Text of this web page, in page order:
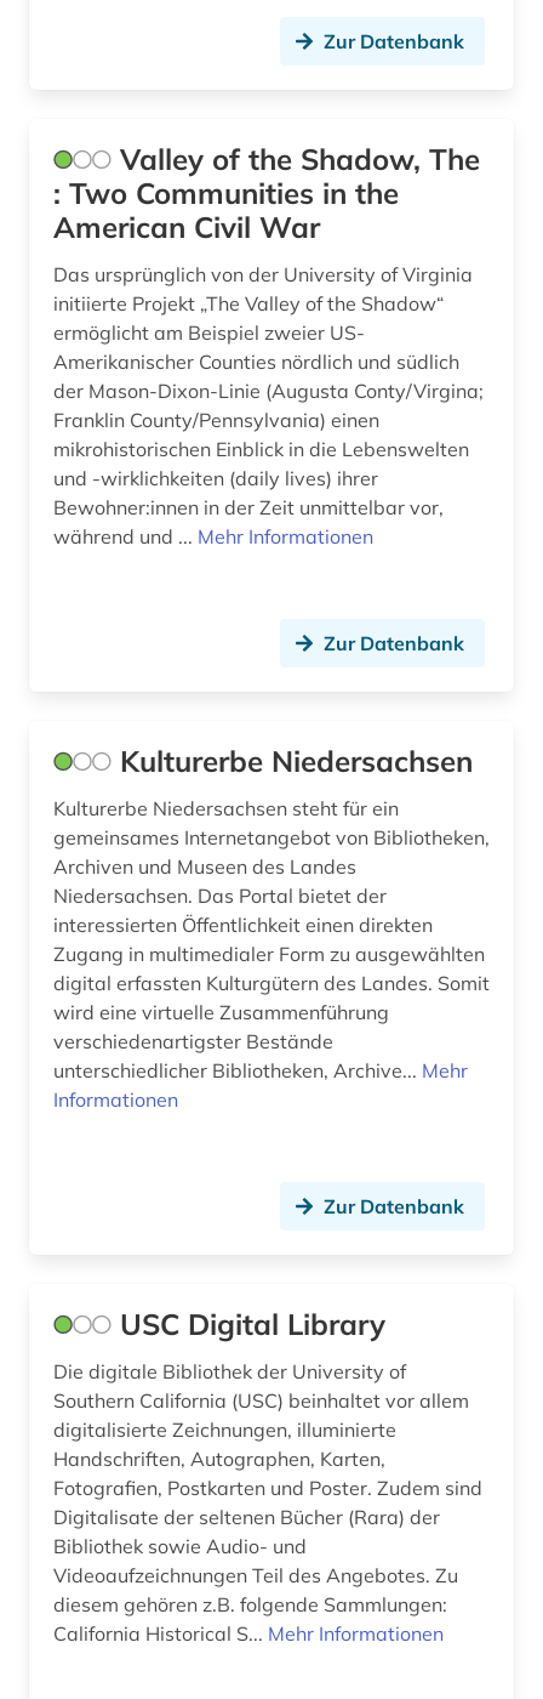
Zur Datenbank
Valley of the Shadow, The
: Two Communities in the
American Civil War
Das ursprünglich von der University of Virginia
initiierte Projekt „The Valley of the Shadow“
ermöglicht am Beispiel zweier US-
Amerikanischer Counties nördlich und südlich
der Mason-Dixon-Linie (Augusta Conty/Virgina;
Franklin County/Pennsylvania) einen
mikrohistorischen Einblick in die Lebenswelten
und -wirklichkeiten (daily lives) ihrer
Bewohner:innen in der Zeit unmittelbar vor,
während und ... Mehr Informationen
Zur Datenbank
Kulturerbe Niedersachsen
Kulturerbe Niedersachsen steht für ein
gemeinsames Internetangebot von Bibliotheken,
Archiven und Museen des Landes
Niedersachsen. Das Portal bietet der
interessierten Öffentlichkeit einen direkten
Zugang in multimedialer Form zu ausgewählten
digital erfassten Kulturgütern des Landes. Somit
wird eine virtuelle Zusammenführung
verschiedenartigster Bestände
unterschiedlicher Bibliotheken, Archive... Mehr
Informationen
Zur Datenbank
USC Digital Library
Die digitale Bibliothek der University of
Southern California (USC) beinhaltet vor allem
digitalisierte Zeichnungen, illuminierte
Handschriften, Autographen, Karten,
Fotografien, Postkarten und Poster. Zudem sind
Digitalisate der seltenen Bücher (Rara) der
Bibliothek sowie Audio- und
Videoaufzeichnungen Teil des Angebotes. Zu
diesem gehören z.B. folgende Sammlungen:
California Historical S... Mehr Informationen